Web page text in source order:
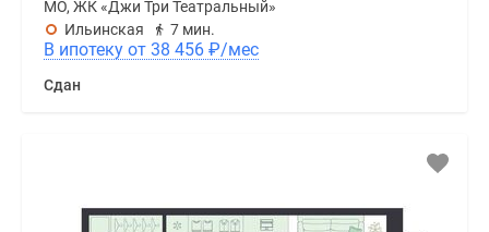
МО, ЖК «Джи Три Театральный»
Ильинская
7 мин.
В ипотеку от 38 456 ₽/мес
Сдан